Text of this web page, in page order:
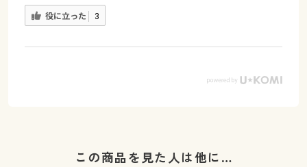
役に立った 3
この商品を見た人は他に…